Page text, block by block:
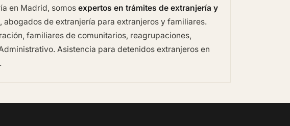
en Madrid, somos expertos en trámites de extranjería y
, abogados de extranjería para extranjeros y familiares.
familiares de comunitarios, reagrupaciones,
Asistencia para detenidos extranjeros en
.